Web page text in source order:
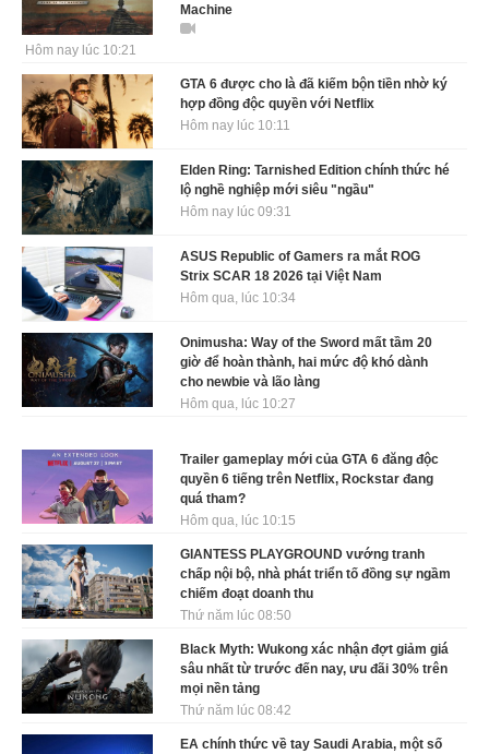
Machine
Hôm nay lúc 10:21
GTA 6 được cho là đã kiếm bộn tiền nhờ ký
hợp đồng độc quyền với Netflix
Hôm nay lúc 10:11
Elden Ring: Tarnished Edition chính thức hé
lộ nghề nghiệp mới siêu "ngầu"
Hôm nay lúc 09:31
ASUS Republic of Gamers ra mắt ROG
Strix SCAR 18 2026 tại Việt Nam
Hôm qua, lúc 10:34
Onimusha: Way of the Sword mất tầm 20
giờ để hoàn thành, hai mức độ khó dành
cho newbie và lão làng
Hôm qua, lúc 10:27
Trailer gameplay mới của GTA 6 đăng độc
quyền 6 tiếng trên Netflix, Rockstar đang
quá tham?
Hôm qua, lúc 10:15
GIANTESS PLAYGROUND vướng tranh
chấp nội bộ, nhà phát triển tố đồng sự ngầm
chiếm đoạt doanh thu
Thứ năm lúc 08:50
Black Myth: Wukong xác nhận đợt giảm giá
sâu nhất từ trước đến nay, ưu đãi 30% trên
mọi nền tảng
Thứ năm lúc 08:42
EA chính thức về tay Saudi Arabia, một số